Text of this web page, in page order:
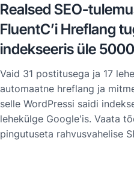
Realsed SEO-
FluentC’i Hreflang
indekseeris üle
Vaid 31 postitusega ja 17
automaatne hreflang ja
selle WordPressi saidi
lehekülge Google'is. Vaata
pingutuseta rahvusvahelise